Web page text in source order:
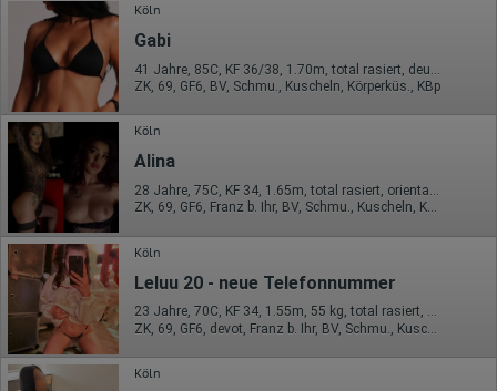
Köln
Gabi
ZK, 69, GF6, BV, Schmu., Kuscheln, Körperküs., KBp
Köln
Alina
28 Jahre, 75C, KF 34, 1.65m, total rasiert, orientalisch
ZK, 69, GF6, Franz b. Ihr, BV, Schmu., Kuscheln, Körperküs.
Köln
Leluu 20 - neue Telefonnummer
23 Jahre, 70C, KF 34, 1.55m, 55 kg, total rasiert, deutsch
Köln